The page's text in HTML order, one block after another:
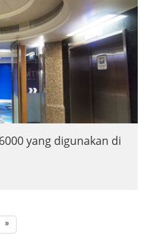
yang digunakan di
»